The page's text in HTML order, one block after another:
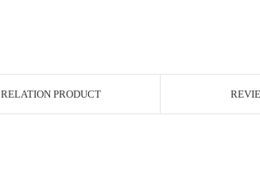
RELATION PRODUCT